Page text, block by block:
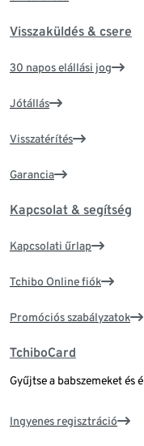
Visszaküldés & csere
30 napos elállási jog
Jótállás
Visszatérítés
Garancia
Kapcsolat & segítség
Kapcsolati űrlap
Tchibo Online fiók
Promóciós szabályzatok
TchiboCard
Gyűjtse a babszemeket és
Ingyenes regisztráció